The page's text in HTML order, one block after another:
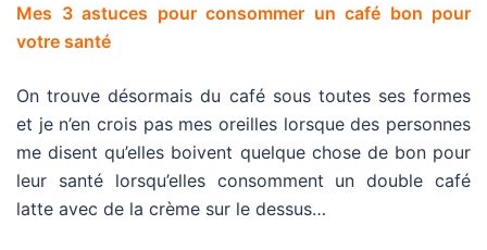
Mes 3 astuces pour consommer un café bon pour
votre santé
On trouve désormais du café sous toutes ses formes
et je n’en crois pas mes oreilles lorsque des personnes
me disent qu’elles boivent quelque chose de bon pour
leur santé lorsqu’elles consomment un double café
latte avec de la crème sur le dessus…